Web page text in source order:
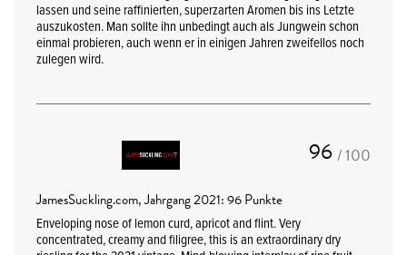
lassen und seine raffinierten, superzarten Aromen bis ins Letzte
auszukosten. Man sollte ihn unbedingt auch als Jungwein schon
einmal probieren, auch wenn er in einigen Jahren zweifellos noch
zulegen wird.
96 / 100
JamesSuckling.com, Jahrgang 2021: 96 Punkte
Enveloping nose of lemon curd, apricot and flint. Very
concentrated, creamy and filigree, this is an extraordinary dry